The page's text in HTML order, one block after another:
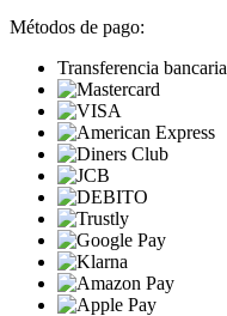
Métodos de pago:
Transferencia bancaria